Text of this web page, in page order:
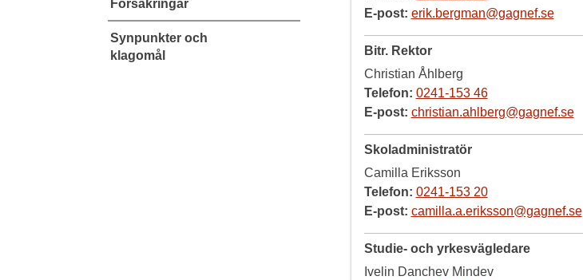
Försäkringar
Synpunkter och
klagomål
E-post: erik.bergman@gagnef.se
Bitr. Rektor
Christian Åhlberg
Telefon: 0241-153 46
E-post: christian.ahlberg@gagnef.se
Skoladministratör
Camilla Eriksson
Telefon: 0241-153 20
E-post: camilla.a.eriksson@gagnef.se
Studie- och yrkesvägledare
Ivelin Danchev Mindev